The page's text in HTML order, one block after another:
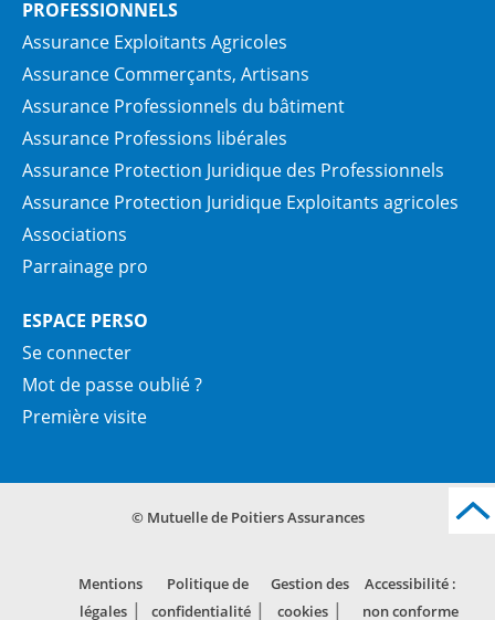
PROFESSIONNELS
Assurance Exploitants Agricoles
Assurance Commerçants, Artisans
Assurance Professionnels du bâtiment
Assurance Professions libérales
Assurance Protection Juridique des Professionnels
Assurance Protection Juridique Exploitants agricoles
Associations
Parrainage pro
ESPACE PERSO
Se connecter
Mot de passe oublié ?
Première visite
© Mutuelle de Poitiers Assurances
Mentions
légales
Politique de
confidentialité
Gestion des
cookies
Accessibilité :
non conforme